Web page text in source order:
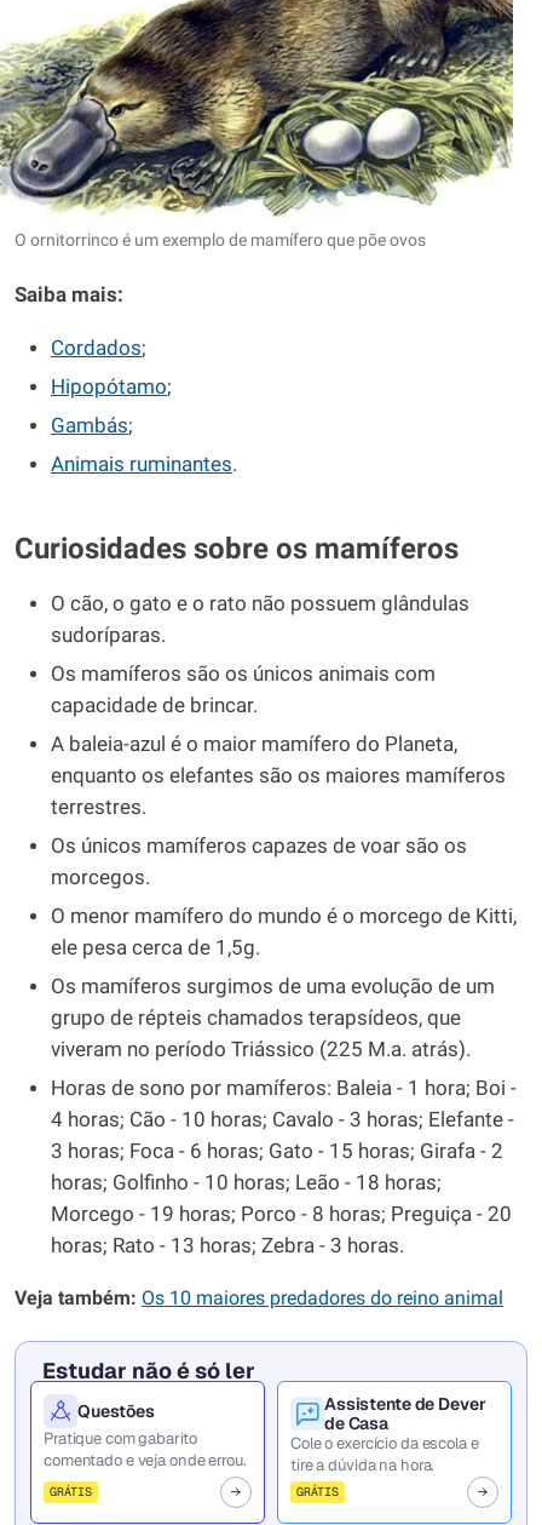
O ornitorrinco é um exemplo de mamífero que põe ovos
Saiba mais:
Cordados;
Hipopótamo;
Gambás;
Animais ruminantes.
Curiosidades sobre os mamíferos
O cão, o gato e o rato não possuem glândulas
sudoríparas.
Os mamíferos são os únicos animais com
capacidade de brincar.
A baleia-azul é o maior mamífero do Planeta,
enquanto os elefantes são os maiores mamíferos
terrestres.
Os únicos mamíferos capazes de voar são os
morcegos.
O menor mamífero do mundo é o morcego de Kitti,
ele pesa cerca de 1,5g.
Os mamíferos surgimos de uma evolução de um
grupo de répteis chamados terapsídeos, que
viveram no período Triássico (225 M.a. atrás).
Horas de sono por mamíferos: Baleia - 1 hora; Boi -
4 horas; Cão - 10 horas; Cavalo - 3 horas; Elefante -
3 horas; Foca - 6 horas; Gato - 15 horas; Girafa - 2
horas; Golfinho - 10 horas; Leão - 18 horas;
Morcego - 19 horas; Porco - 8 horas; Preguiça - 20
horas; Rato - 13 horas; Zebra - 3 horas.
Veja também: Os 10 maiores predadores do reino animal
Estudar não é só ler
Questões
Pratique com gabarito
comentado e veja onde errou.
GRÁTIS
Assistente de Dever
de Casa
Cole o exercício da escola e
tire a dúvida na hora.
GRÁTIS